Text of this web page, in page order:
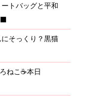
トバッグと平和
そっくり？黒猫
ねこ☕️本日